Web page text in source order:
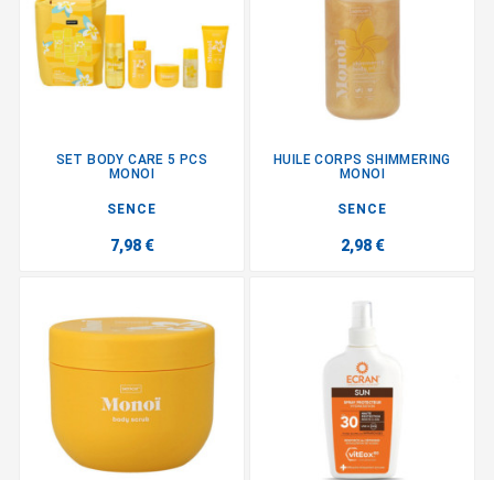
SET BODY CARE 5 PCS
MONOI
SENCE
7,98 €
HUILE CORPS SHIMMERING
MONOI
SENCE
2,98 €